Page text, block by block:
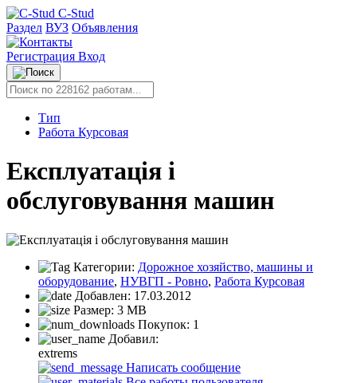
C-Stud
Раздел ВУЗ Объявления
Регистрация Вход
Тип
Работа Курсовая
Експлуатація і
обслуговування машин
Категории: Дорожное хозяйство, машины и
оборудование, НУВГП - Ровно, Работа Курсовая
Добавлен: 17.03.2012
Размер: 3 MB
Покупок: 1
Добавил:
extrems
Написать сообщение